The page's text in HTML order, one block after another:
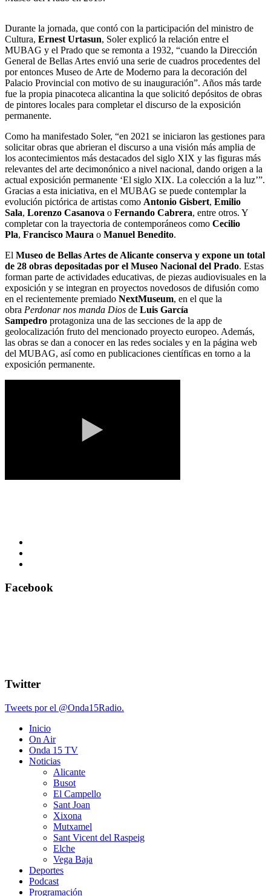
Durante la jornada, que contó con la participación del ministro de
Cultura, Ernest Urtasun, Soler explicó la relación entre el
MUBAG y el Prado que se remonta a 1932, “cuando la Dirección
General de Bellas Artes envió una serie de cuadros procedentes del
por entonces Museo de Arte de Moderno para la decoración del
Palacio Provincial con motivo de su inauguración”. Años más tarde
fue la propia pinacoteca alicantina la que solicitó depósitos de obras
de pintores locales para completar el discurso de la exposición
permanente.
Como ha manifestado Soler, “en 2021 se iniciaron las gestiones para
solicitar obras que abrieran el discurso a una visión más amplia de
los acontecimientos más destacados del siglo XIX y las figuras más
relevantes del arte decimonónico a nivel nacional, dando origen a la
actual exposición permanente ‘El siglo XIX. La colección a la luz’”.
Gracias a esta iniciativa, en el MUBAG se puede contemplar la
evolución pictórica de artistas como Antonio Gisbert, Emilio
Sala, Lorenzo Casanova o Fernando Cabrera, entre otros. Y
completar con la trayectoria de contemporáneos como Cecilio
Pla, Francisco Maura o Manuel Benedito.
El Museo de Bellas Artes de Alicante conserva y expone un total
de 28 obras depositadas por el Museo Nacional del Prado. Estas
forman parte de actividades educativas, de piezas audiovisuales en la
exposición y se integran en proyectos novedosos de difusión como
en el recientemente premiado NextMuseum, en el que la
obra Perdonar nos manda Dios de Luis García
Sampedro protagoniza una de las secciones de la app de
geolocalización fruto del mencionado proyecto europeo. Además,
las obras se dan a conocer en las redes sociales y en la página web
del MUBAG, así como en publicaciones científicas en torno a la
exposición permanente.
Facebook
Twitter
Tweets por el @Onda15Radio.
Inicio
On Air
Onda 15 TV
Noticias
Alicante
Busot
El Campello
Sant Joan
Xixona
Mutxamel
Sant Vicent del Raspeig
Elche
Vega Baja
Deportes
Podcast
Programación